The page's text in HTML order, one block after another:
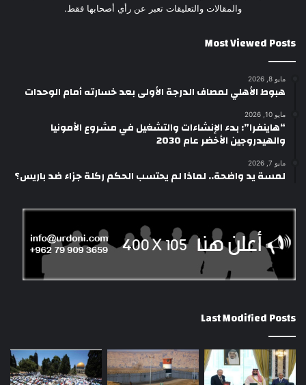
والمقالات والتعليقات تعبر عن رأي أصحابها فقط.
Most Viewed Posts
مايو 8, 2026
هبوط الأهلي لمصاف الدرجة الأولى بعد خسارته أمام الوحدات
مايو 10, 2026
“هاينفرا”: بدء الإنشاءات والتشغيل في مشروع الأمونيا
والهيدروجين الأخضر عام 2030
مايو 7, 2026
لمسة يد واضحة.. لماذا لم يحتسب الحكم ركلة جزاء ضد باريس؟
Last Modified Posts